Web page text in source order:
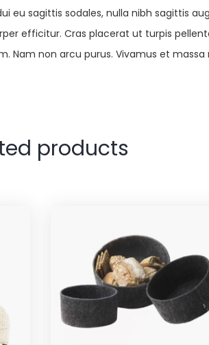
eu sagittis sodales, nulla nibh sagittis
efficitur. Cras placerat ut turpis
Nam non arcu purus. Vivamus et massa
products